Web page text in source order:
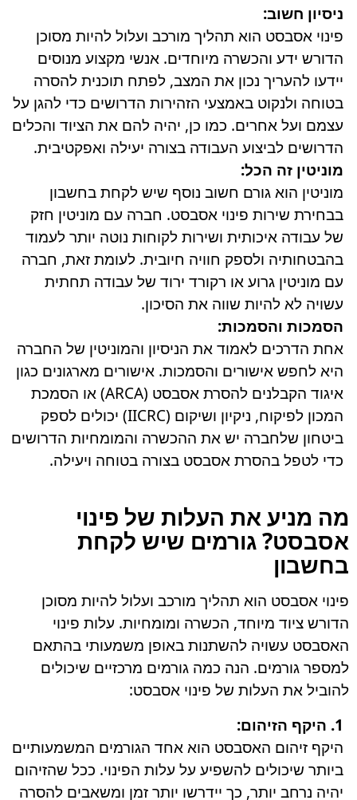
ניסיון חשוב:
פינוי אסבסט הוא תהליך מורכב ועלול להיות מסוכן
הדורש ידע והכשרה מיוחדים. אנשי מקצוע מנוסים
יידעו להעריך נכון את המצב, לפתח תוכנית להסרה
בטוחה ולנקוט באמצעי הזהירות הדרושים כדי להגן על
עצמם ועל אחרים. כמו כן, יהיה להם את הציוד והכלים
הדרושים לביצוע העבודה בצורה יעילה ואפקטיבית.
מוניטין זה הכל:
מוניטין הוא גורם חשוב נוסף שיש לקחת בחשבון
בבחירת שירות פינוי אסבסט. חברה עם מוניטין חזק
של עבודה איכותית ושירות לקוחות נוטה יותר לעמוד
בהבטחותיה ולספק חוויה חיובית. לעומת זאת, חברה
עם מוניטין גרוע או רקורד ירוד של עבודה תחתית
עשויה לא להיות שווה את הסיכון.
הסמכות והסמכות:
אחת הדרכים לאמוד את הניסיון והמוניטין של החברה
היא לחפש אישורים והסמכות. אישורים מארגונים כגון
איגוד הקבלנים להסרת אסבסט (ARCA) או הסמכת
המכון לפיקוח, ניקיון ושיקום (IICRC) יכולים לספק
ביטחון שלחברה יש את ההכשרה והמומחיות הדרושים
כדי לטפל בהסרת אסבסט בצורה בטוחה ויעילה.
מה מניע את העלות של פינוי
אסבסט? גורמים שיש לקחת
בחשבון
פינוי אסבסט הוא תהליך מורכב ועלול להיות מסוכן
הדורש ציוד מיוחד, הכשרה ומומחיות. עלות פינוי
האסבסט עשויה להשתנות באופן משמעותי בהתאם
למספר גורמים. הנה כמה גורמים מרכזיים שיכולים
להוביל את העלות של פינוי אסבסט:
1. היקף הזיהום:
היקף זיהום האסבסט הוא אחד הגורמים המשמעותיים
ביותר שיכולים להשפיע על עלות הפינוי. ככל שהזיהום
יהיה נרחב יותר, כך יידרשו יותר זמן ומשאבים להסרה